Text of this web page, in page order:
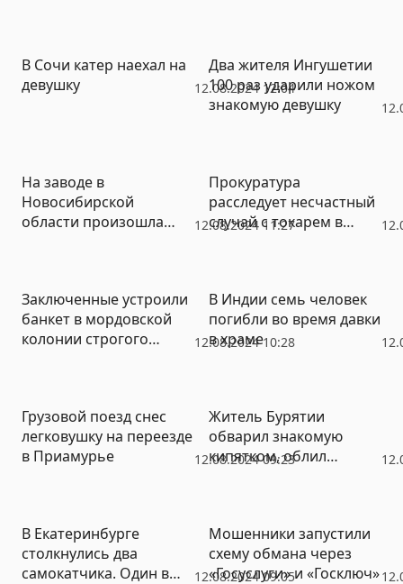
12.08.2024 12:04
В Сочи катер наехал на
девушку
Два жителя Ингушетии
100 раз ударили ножом
знакомую девушку
12.08.2024 11:27
На заводе в
Новосибирской
области произошла
Прокуратура
расследует несчастный
случай с токарем в
12.08.2024 10:28
Заключенные устроили
банкет в мордовской
колонии строгого
В Индии семь человек
погибли во время давки
в храме
12.08.2024 09:23
Грузовой поезд снес
легковушку на переезде
в Приамурье
Житель Бурятии
обварил знакомую
кипятком, облил
12.08.2024 09:05
В Екатеринбурге
столкнулись два
самокатчика. Один в
Мошенники запустили
схему обмана через
«Госуслуги» и «Госключ»